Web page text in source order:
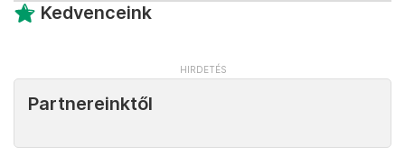
európai országok felé nyithat. Ukrajna ügyében –
a katonai támogatást fenntartanák. A
menekülteknekjuttatandó állami támogatások és
Nawrocki az elutasítóbb.